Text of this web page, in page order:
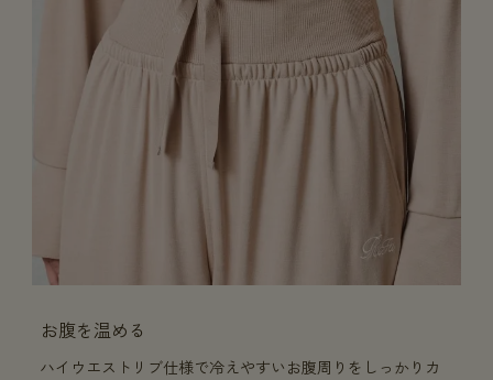
お腹を温める
ハイウエストリブ仕様で冷えやすいお腹周りをしっかりカ